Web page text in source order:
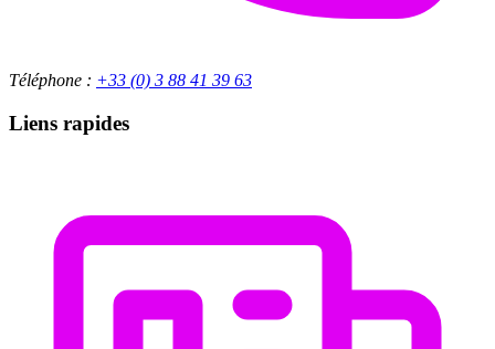
Téléphone : +33 (0) 3 88 41 39 63
Liens rapides